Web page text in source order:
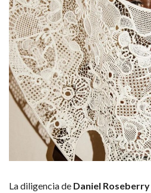
La diligencia de Daniel Roseberry